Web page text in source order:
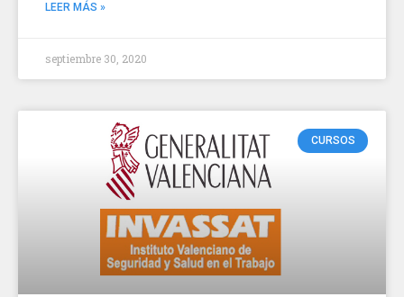
LEER MÁS »
septiembre 30, 2020
CURSOS